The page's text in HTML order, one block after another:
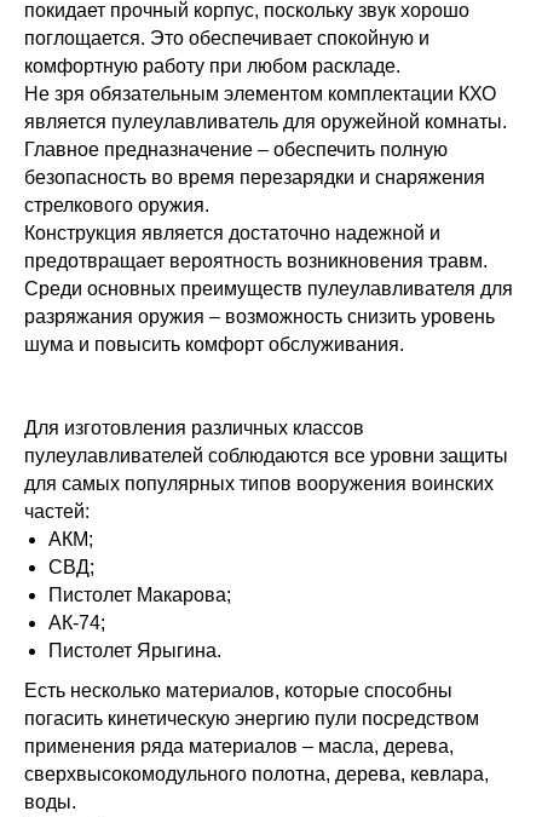
покидает прочный корпус, поскольку звук хорошо
поглощается. Это обеспечивает спокойную и
комфортную работу при любом раскладе.
Не зря обязательным элементом комплектации КХО
является пулеулавливатель для оружейной комнаты.
Главное предназначение – обеспечить полную
безопасность во время перезарядки и снаряжения
стрелкового оружия.
Конструкция является достаточно надежной и
предотвращает вероятность возникновения травм.
Среди основных преимуществ пулеулавливателя для
разряжания оружия – возможность снизить уровень
шума и повысить комфорт обслуживания.
Для изготовления различных классов
пулеулавливателей соблюдаются все уровни защиты
для самых популярных типов вооружения воинских
частей:
АКМ;
СВД;
Пистолет Макарова;
АК-74;
Пистолет Ярыгина.
Есть несколько материалов, которые способны
погасить кинетическую энергию пули посредством
применения ряда материалов – масла, дерева,
сверхвысокомодульного полотна, дерева, кевлара,
воды.